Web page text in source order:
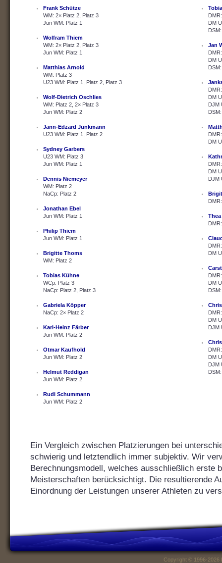
Frank Schütze
WM: 2× Platz 2, Platz 3
Jun WM: Platz 1
Wolfram Thiem
WM: 2× Platz 2, Platz 3
Jun WM: Platz 1
Matthias Arnold
WM: Platz 3
U23 WM: Platz 1, Platz 2, Platz 3
Wolf-Dietrich Oschlies
WM: Platz 2, 2× Platz 3
Jun WM: Platz 2
Jann-Edzard Junkmann
U23 WM: Platz 1, Platz 2
Sydney Garbers
U23 WM: Platz 3
Jun WM: Platz 1
Dennis Niemeyer
WM: Platz 2
NaCp: Platz 2
Jonathan Ebel
Jun WM: Platz 1
Philip Thiem
Jun WM: Platz 1
Brigitte Thoms
WM: Platz 2
Tobias Kühne
WCp: Platz 3
NaCp: Platz 2, Platz 3
Gabriela Köpper
NaCp: 2× Platz 2
Karl-Heinz Färber
Jun WM: Platz 2
Otmar Kaufhold
Jun WM: Platz 2
Helmut Reddigan
Jun WM: Platz 2
Rudi Schummann
Jun WM: Platz 2
DM
Jan
DM
DM
DJM
DM
DM
DJM
DM
DM
DM
DJM
DM
DJM
Ein Vergleich zwischen Platzierungen bei
schwierig und letztendlich immer subjektiv. Wir
Berechnungsmodell, welches ausschließlich erste
Meisterschaften berücksichtigt. Die resultierende
Einordnung der Leistungen unserer Athleten zu
Copyright © 1996-2026